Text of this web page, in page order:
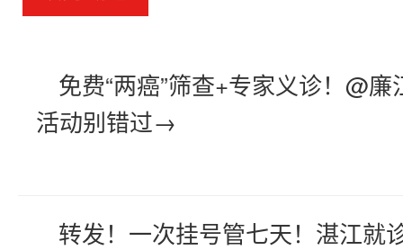
免费“两癌”筛查+专家义诊！@
活动别错过→
转发！一次挂号管七天！湛江就